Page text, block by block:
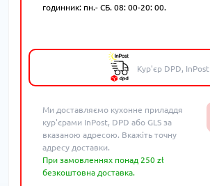
годинник: пн.- СБ. 08: 00-20: 00.
Кур'єр DPD, InPost
Ми доставляємо кухонне приладдя
кур'єрами InPost, DPD або GLS за
вказаною адресою. Вкажіть точну
адресу доставки.
При замовленнях понад 250 zł
безкоштовна доставка.